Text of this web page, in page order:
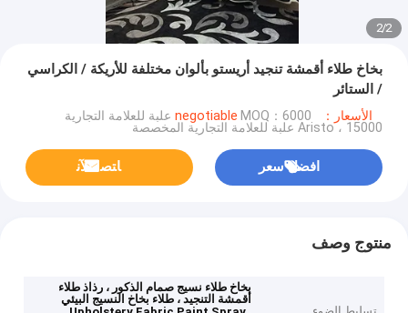
2
/
2
بخاخ طلاء أقمشة تنجيد أريستو بألوان مختلفة للأريكة / الكراسي
/ الستائر
الأسعار：negotiable MOQ：6000 علبة للعلامة التجارية
Aristo ، 15000 علبة للعلامة التجارية المخصصة
افضل سعر ﺎﺘﺼﻟ ﺍﻶﻧ
منتوج وصف
بخاخ طلاء نسيج صمام الذكور ، رذاذ طلاء
أقمشة التنجيد ، طلاء بخاخ النسيج البيئي